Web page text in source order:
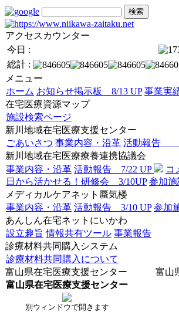
アクセスカウンター
今日 :
総計 :
メニュー
ホーム お知らせ掲示板 8/13 UP 事業実
在宅医療資源マップ
施設検索ページ
新川地域在宅医療支援センター
ごあいさつ 事業内容・沿革 活動報告
新川地域在宅医療療養連携協議会
事業内容・沿革 活動報告 7/22 UP
コ
日から活かせる！研修会 3/10UP 参加施
メディカルケアネット蜃気楼
事業内容・沿革 活動報告 3/10 UP 参加
あんしん在宅ネットにいかわ
設立趣旨 情報共有ツール 事業報告
診療材料共同購入システム
診療材料共同購入について
富山県在宅医療支援センター 富山県
富山県在宅医療支援センター
別ウィンドウで開きます